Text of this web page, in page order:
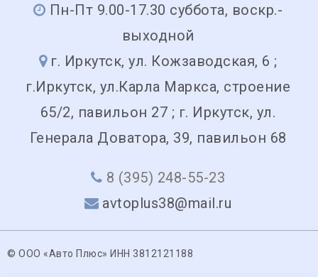
Пн-Пт 9.00-17.30 суббота, воскр.-
выходной
г. Иркутск, ул. Кожзаводская, 6 ;
г.Иркутск, ул.Карла Маркса, строение
65/2, павильон 27 ; г. Иркутск, ул.
Генерала Доватора, 39, павильон 68
8 (395) 248-55-23
avtoplus38@mail.ru
© ООО «Авто Плюс» ИНН 3812121188